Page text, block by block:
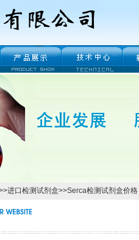
进口检测试剂盒>>Serca检测试剂盒价格